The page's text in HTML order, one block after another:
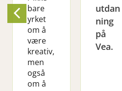
bare
yrket
om å
være
kreativ,
men
også
om å
utdan
ning
på
Vea.